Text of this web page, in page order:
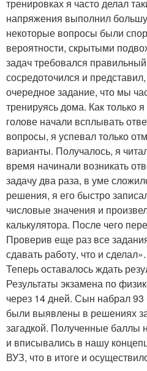
тренировках я часто делал
напряжения выполнил
некоторые вопросы были
вероятности, скрытыми
задач требовался
сосредоточился и
очередное задание, что мы
тренируясь дома. Как только
голове начали всплывать
вопросы, я успевал только
варианты. Получалось, я
время начинали возникать
задачу два раза, в уме
решения, я его быстро
числовые значения и
калькулятора. После чего
Проверив еще раз все
сдавать работу, что и сделал».
Теперь оставалось ждать
Результаты экзамена по
через 14 дней. Сын набрал 93
были выявлены в решениях
загадкой. Полученные баллы
и вписывались в нашу
ВУЗ, что в итоге и